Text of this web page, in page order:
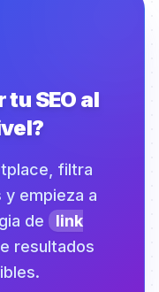
SEO al
filtra
empieza a
de
link
resultados